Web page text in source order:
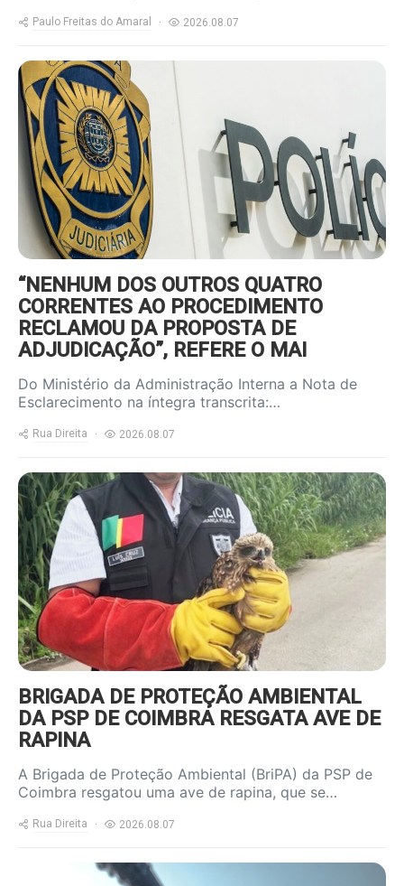
Paulo Freitas do Amaral 2026.08.07
https://www.ruadireita.pt/wp-
content/uploads/2026/08/pjota-
800x600.jpg
“NENHUM DOS OUTROS QUATRO
CORRENTES AO PROCEDIMENTO
RECLAMOU DA PROPOSTA DE
ADJUDICAÇÃO”, REFERE O MAI
Do Ministério da Administração Interna a Nota de
Esclarecimento na íntegra transcrita:…
Rua Direita 2026.08.07
https://www.ruadireita.pt/wp-
content/uploads/2026/08/Ave-
resgatada_1-800x600.jpg
BRIGADA DE PROTEÇÃO AMBIENTAL
DA PSP DE COIMBRA RESGATA AVE DE
RAPINA
A Brigada de Proteção Ambiental (BriPA) da PSP de
Coimbra resgatou uma ave de rapina, que se…
Rua Direita 2026.08.07
https://www.ruadireita.pt/wp-